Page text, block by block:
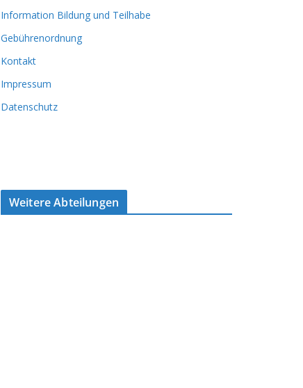
Information Bildung und Teilhabe
Gebührenordnung
Kontakt
Impressum
Datenschutz
Weitere Abteilungen